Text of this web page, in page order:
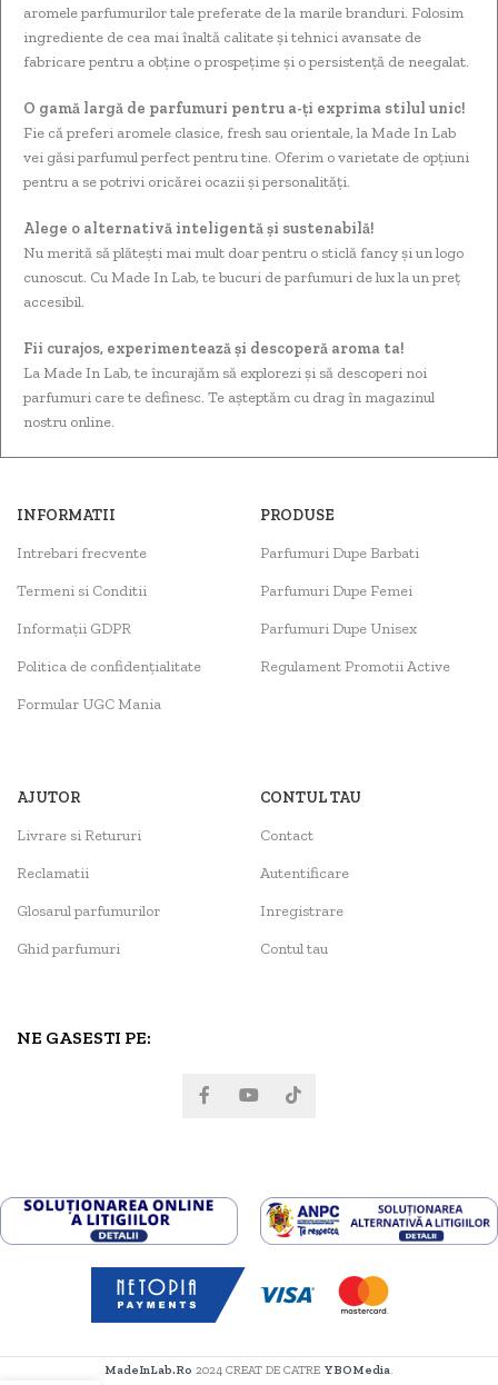
aromele parfumurilor tale preferate de la marile branduri. Folosim
ingrediente de cea mai înaltă calitate și tehnici avansate de
fabricare pentru a obține o prospețime și o persistență de neegalat.
O gamă largă de parfumuri pentru a-ți exprima stilul unic!
Fie că preferi aromele clasice, fresh sau orientale, la Made In Lab
vei găsi parfumul perfect pentru tine. Oferim o varietate de opțiuni
pentru a se potrivi oricărei ocazii și personalități.
Alege o alternativă inteligentă și sustenabilă!
Nu merită să plătești mai mult doar pentru o sticlă fancy și un logo
cunoscut. Cu Made In Lab, te bucuri de parfumuri de lux la un preț
accesibil.
Fii curajos, experimentează și descoperă aroma ta!
La Made In Lab, te încurajăm să explorezi și să descoperi noi
parfumuri care te definesc. Te așteptăm cu drag în magazinul
nostru online.
INFORMATII
Intrebari frecvente
Termeni si Conditii
Informații GDPR
Politica de confidențialitate
Formular UGC Mania
PRODUSE
Parfumuri Dupe Barbati
Parfumuri Dupe Femei
Parfumuri Dupe Unisex
Regulament Promotii Active
AJUTOR
Livrare si Retururi
Reclamatii
Glosarul parfumurilor
Ghid parfumuri
CONTUL TAU
Contact
Autentificare
Inregistrare
Contul tau
NE GASESTI PE:
MadeInLab.Ro 2024 CREAT DE CATRE YBOMedia.